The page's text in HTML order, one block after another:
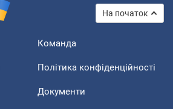
На початок
Команда
Політика конфіденційності
Документи